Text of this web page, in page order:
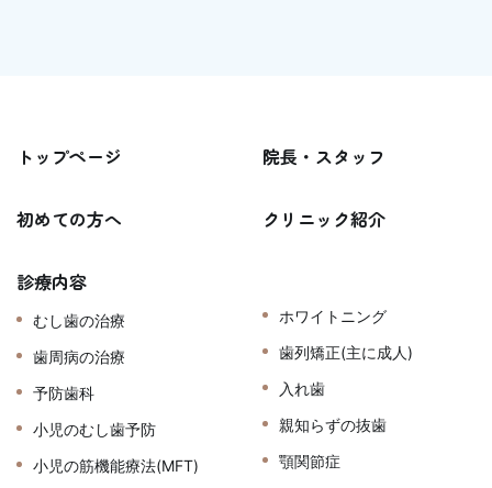
トップページ 院長・スタッフ
初めての方へ クリニック紹介
診療内容
むし歯の治療
歯周病の治療
予防歯科
小児のむし歯予防
小児の筋機能療法(MFT)
ホワイトニング
歯列矯正(主に成人)
入れ歯
親知らずの抜歯
顎関節症